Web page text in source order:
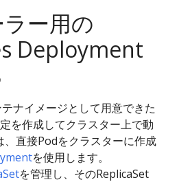
ー用の
Deployment
ナイメージとして用意できた
を作成してクラスター上で動
直接Podをクラスターに作成
を使用します。
を管理し、そのReplicaSet